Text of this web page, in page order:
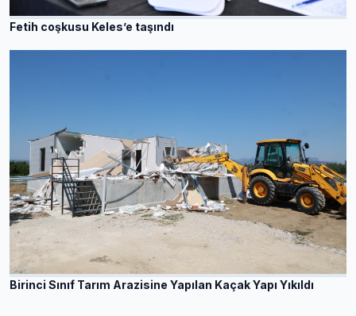
Fetih coşkusu Keles’e taşındı
Birinci Sınıf Tarım Arazisine Yapılan Kaçak Yapı Yıkıldı